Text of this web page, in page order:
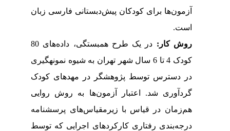
آزمون­‌ها برای کودکان پیش­‌دبستانی فارسی زبان
است.
روش کار:
در یک طرح همبستگی، داده­‌های 80
کودک 4 تا 6 سال شهر تهران به شیوه نمونه
گیری
در دسترس توسط پژوهشگر در مهدهای کودک
گردآوری شد. اعتبار آزمون­‌ها به روش روایی
هم‌زمان در قیاس با زیرمقیاس­‌های پرسشنامه
درجه­‌بندی رفتاری کارکردهای اجرایی که توسط